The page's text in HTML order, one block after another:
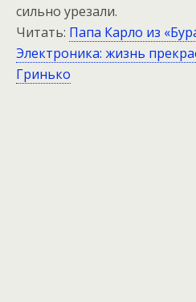
сильно урезали.
Читать: Папа Карло из
Электроника: жизнь
Гринько